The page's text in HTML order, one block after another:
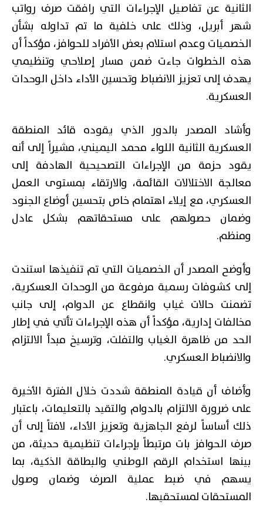
الثانية عن تفاصيل الإجراءات التي رافقت صرف رواتب
شهر أبريل، وذلك على خلفية ما تم تداوله بشأن
الخصميات وعدم استلام بعض الأفراد للحوافز، مؤكداً أن
هذه الخطوات جاءت ضمن مسار إصلاحي وتنظيمي
يهدف إلى تعزيز الانضباط وتحسين الأداء داخل الوحدات
العسكرية.
وأشاد المصدر بالدور الذي يقوده قائد المنطقة
العسكرية الثانية اللواء محمد اليميني، مشيراً إلى أنه
يقود حزمة من الإجراءات التصحيحية الهادفة إلى
معالجة الاختلالات القائمة، والارتقاء بمستوى العمل
العسكري، مع إيلاء اهتمام خاص بتحسين أوضاع الجنود
وضمان حصولهم على مستحقاتهم بشكل عادل
ومنظم.
وأوضح المصدر أن الخصميات التي تم تنفيذها استندت
إلى كشوفات رسمية مرفوعة من الوحدات العسكرية،
تضمنت حالات غياب وانقطاع عن الدوام، إلى جانب
مخالفات إدارية، مؤكداً أن هذه الإجراءات تأتي في إطار
الحد من ظاهرة الغياب والتفلت، وترسيخ مبدأ الالتزام
والانضباط العسكري.
وأضاف أن قيادة المنطقة شددت خلال الفترة الأخيرة
على ضرورة الالتزام بالدوام والتقيد بالتعليمات، باعتبار
ذلك أساساً لرفع الجاهزية وتعزيز الأداء، لافتاً إلى أن
صرف الحوافز بات مرتبطاً بإجراءات تنظيمية حديثة، من
بينها استخدام الرقم الوطني والبطاقة الذكية، بما
يسهم في ضبط عملية الصرف وضمان وصول
المستحقات لمستحقيها.